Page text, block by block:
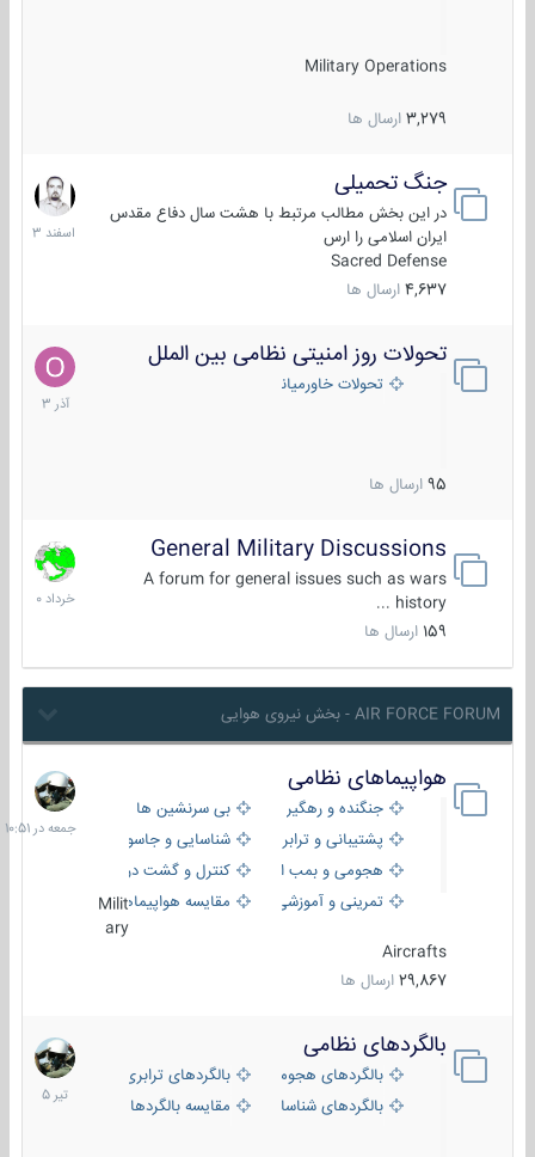
Military Operations
3,279 ارسال ها
جنگ تحمیلی
در این بخش مطالب مرتبط با هشت سال دفاع مقدس
ایران اسلامی را ارس
Sacred Defense
4,637 ارسال ها
20
اسفند
1403
تحولات روز امنیتی نظامی بین الملل
تحولات خاورمیانه
95 ارسال ها
21
آذر
1403
General Military Discussions
A forum for general issues such as wars
history ...
159 ارسال ها
10
خرداد
1400
AIR FORCE FORUM - بخش نیروی هوایی
هواپیماهای نظامی
جنگنده و رهگیر
بی سرنشین ها
پشتیبانی و ترابری
شناسایی و جاسوسی
هجومی و بمب افکن
کنترل و گشت دریایی
تمرینی و آموزشی
مقایسه هواپیماهاMilit
ary
Aircrafts
29,867 ارسال ها
جمعه
در
10:51
بالگردهای نظامی
بالگردهای هجومی
بالگردهای ترابری
بالگردهای شناسایی
مقایسه بالگردها
22
تیر
1405